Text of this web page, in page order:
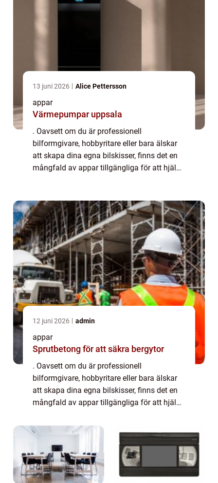
13 juni 2026 Alice Pettersson
appar
Värmepumpar uppsala
. Oavsett om du är professionell
bilformgivare, hobbyritare eller bara älskar
att skapa dina egna bilskisser, finns det en
mångfald av appar tillgängliga för att hjälpa
12 juni 2026 admin
appar
Sprutbetong för att säkra bergytor
. Oavsett om du är professionell
bilformgivare, hobbyritare eller bara älskar
att skapa dina egna bilskisser, finns det en
mångfald av appar tillgängliga för att hjälpa
handlag. Denna artikel kommer att...